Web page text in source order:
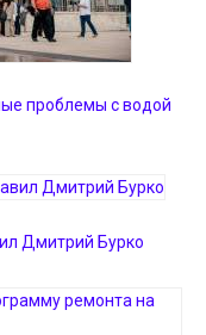
проблемы с водой
Дмитрий Бурко